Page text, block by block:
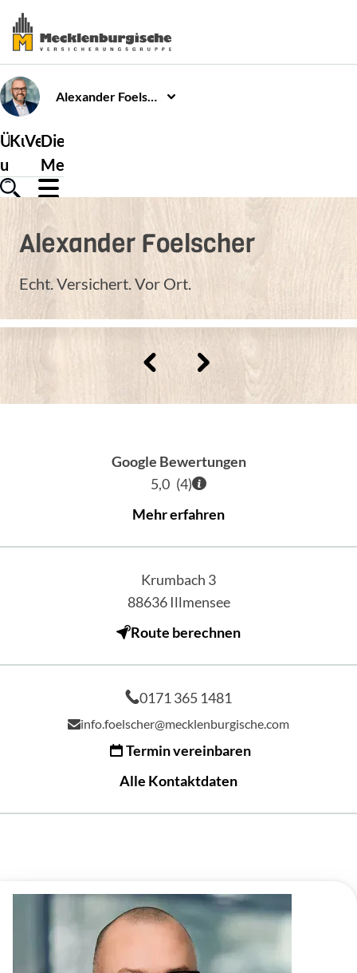
Alexander Foelscher
Über
uns
Kundenservice
Versicherungen
Die
Mecklenburgische
Alexander Foelscher
Echt. Versichert. Vor Ort.
Google Bewertungen
5,0 (4)
Mehr erfahren
Krumbach 3
88636 Illmensee
Route berechnen
0171 365 1481
info.foelscher@mecklenburgische.com
Termin vereinbaren
Alle Kontaktdaten